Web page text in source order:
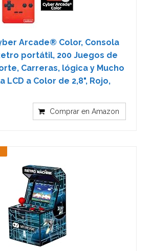
Arcade® Color, Consola
portátil, 200 Juegos de
Carreras, lógica y Mucho
LCD a Color de 2,8", Rojo,
Comprar en Amazon